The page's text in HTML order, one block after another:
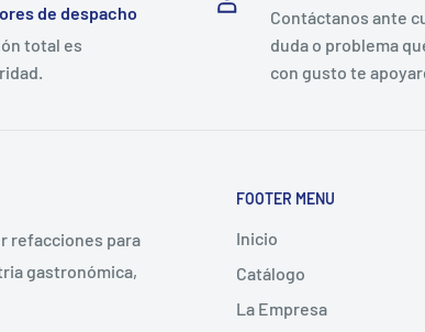
de despacho
total es
Contáctanos ante
duda o problema
con gusto te
refacciones para
gastronómica,
FOOTER MENU
Inicio
Catálogo
La Empresa